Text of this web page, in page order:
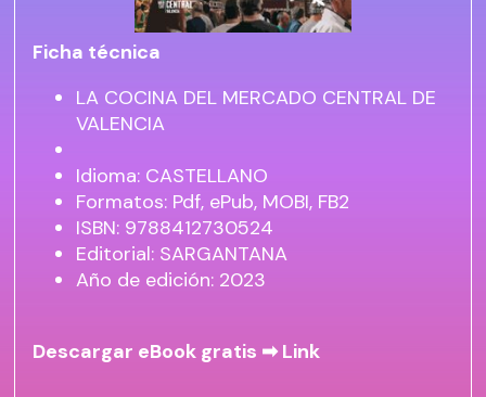
Ficha técnica
LA COCINA DEL MERCADO CENTRAL DE
VALENCIA
Idioma: CASTELLANO
Formatos: Pdf, ePub, MOBI, FB2
ISBN: 9788412730524
Editorial: SARGANTANA
Año de edición: 2023
Descargar eBook gratis ➡ Link